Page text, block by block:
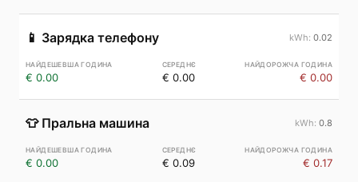
📱 Зарядка телефону 0.02
€ 0.00 € 0.00 € 0.00
👕 Пральна машина 0.8
€ 0.00 € 0.09 € 0.17